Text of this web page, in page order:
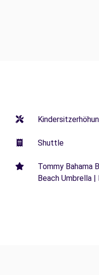
Shuttle
Tommy Bahama
Beach Umbrella